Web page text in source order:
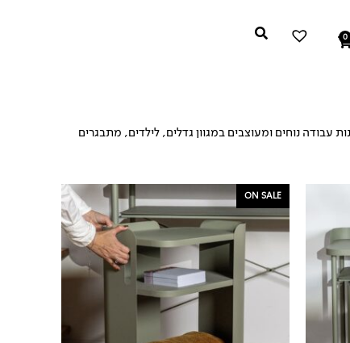
0
קניות
עבודה נוחים ומעוצבים במגוון גדלים, לילדים, מתבגרים
ON SALEהמחיר
המקורי
היה:
₪529.
המחיר
הנוכחי
הוא:
₪399.